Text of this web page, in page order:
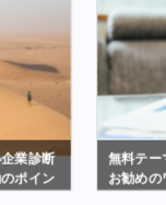
業診断
ポイン
無料テー
お勧め